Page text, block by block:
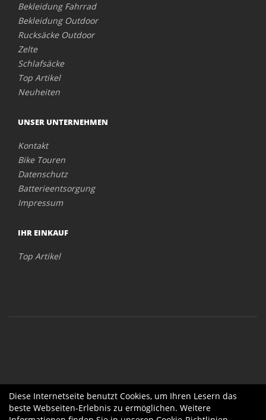
Bekleidung Fahrrad
Bekleidung Outdoor
Rucksäcke Outdoor
Zelte
Schlafsäcke
Top Artikel
Neuheiten
UNSER UNTERNEHMEN
Kontakt
Bike Touren
Datenschutz
Batterieentsorgung
Impressum
IHR EINKAUF
Top Artikel
Diese Internetseite benutzt Cookies, um Ihren Lesern das
beste Webseiten-Erlebnis zu ermöglichen. Weitere